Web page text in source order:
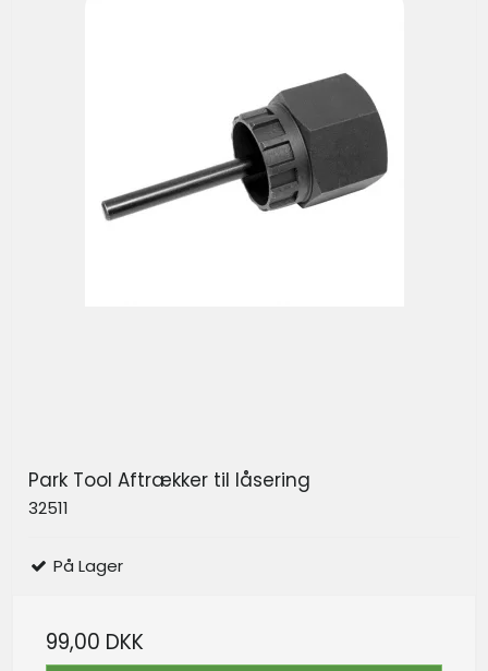
Park Tool Aftrækker til låsering
32511
På Lager
99,00 DKK